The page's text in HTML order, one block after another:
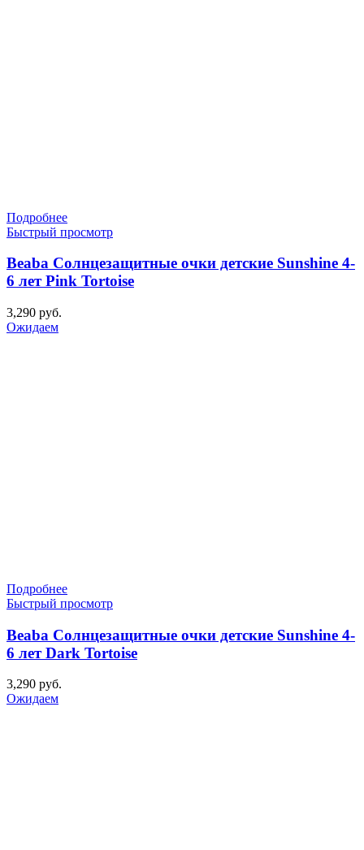
Подробнее
Быстрый просмотр
Beaba Солнцезащитные очки детские Sunshine 4-
6 лет Pink Tortoise
3,290 руб.
Ожидаем
Подробнее
Быстрый просмотр
Beaba Солнцезащитные очки детские Sunshine 4-
6 лет Dark Tortoise
3,290 руб.
Ожидаем